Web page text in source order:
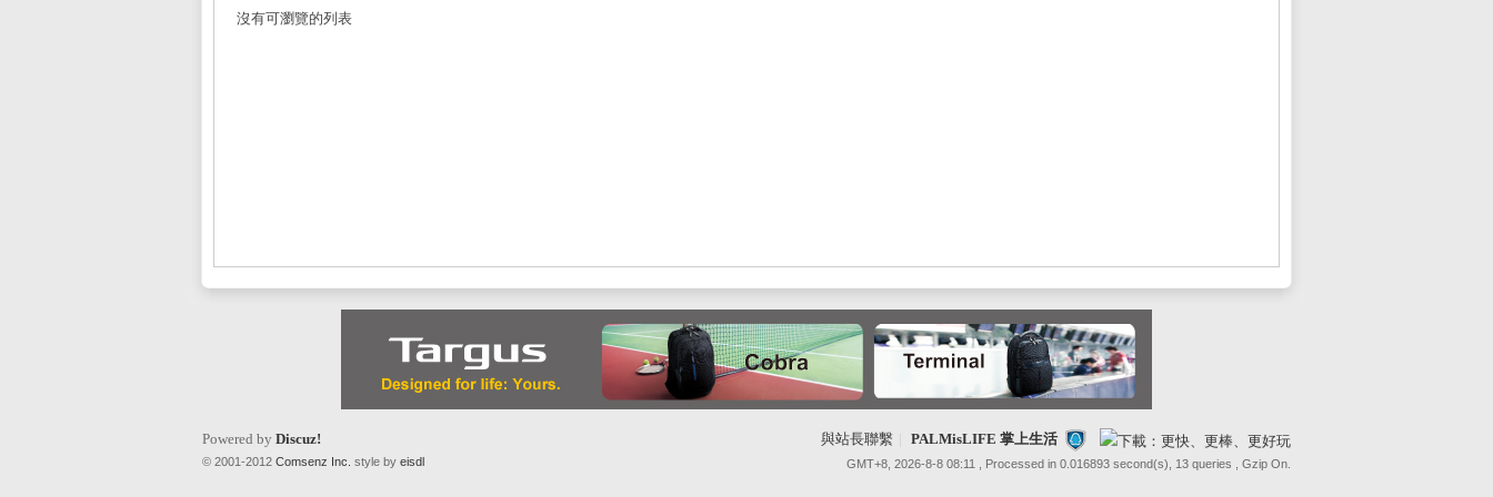
沒有可瀏覽的列表
與站長聯繫 PALMisLIFE 掌上生活
GMT+8, 2026-8-8 08:11 , Processed in 0.016893 second(s), 13 queries , Gzip On.
Powered by Discuz!
© 2001-2012 Comsenz Inc. style by eisdl